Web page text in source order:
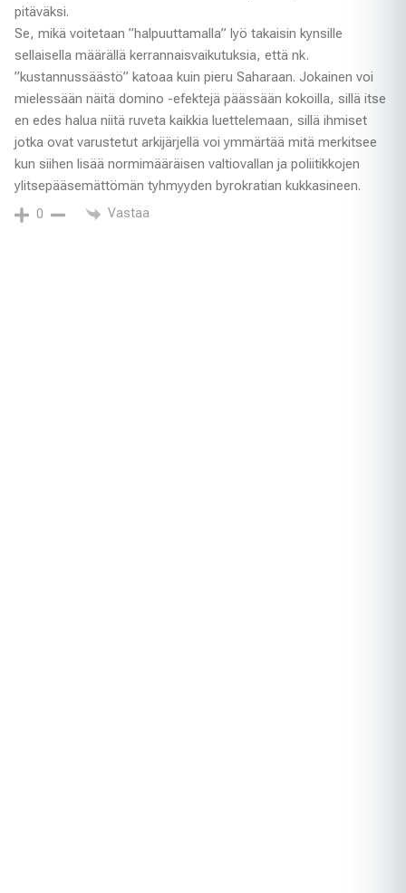
pitäväksi.
Se, mikä voitetaan ”halpuuttamalla” lyö takaisin kynsille
sellaisella määrällä kerrannaisvaikutuksia, että nk.
”kustannussäästö” katoaa kuin pieru Saharaan. Jokainen voi
mielessään näitä domino -efektejä päässään kokoilla, sillä itse
en edes halua niitä ruveta kaikkia luettelemaan, sillä ihmiset
jotka ovat varustetut arkijärjellä voi ymmärtää mitä merkitsee
kun siihen lisää normimääräisen valtiovallan ja poliitikkojen
ylitsepääsemättömän tyhmyyden byrokratian kukkasineen.
0 Vastaa